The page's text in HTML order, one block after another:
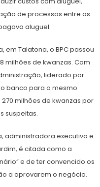
de processos entre as
aluguel.
em Talatona, o BPC passou
milhões de kwanzas. Com
liderado por
banco para o mesmo
milhões de kwanzas por
suspeitas.
administradora executiva e
é citada como a
e de ter convencido os
a aprovarem o negócio.